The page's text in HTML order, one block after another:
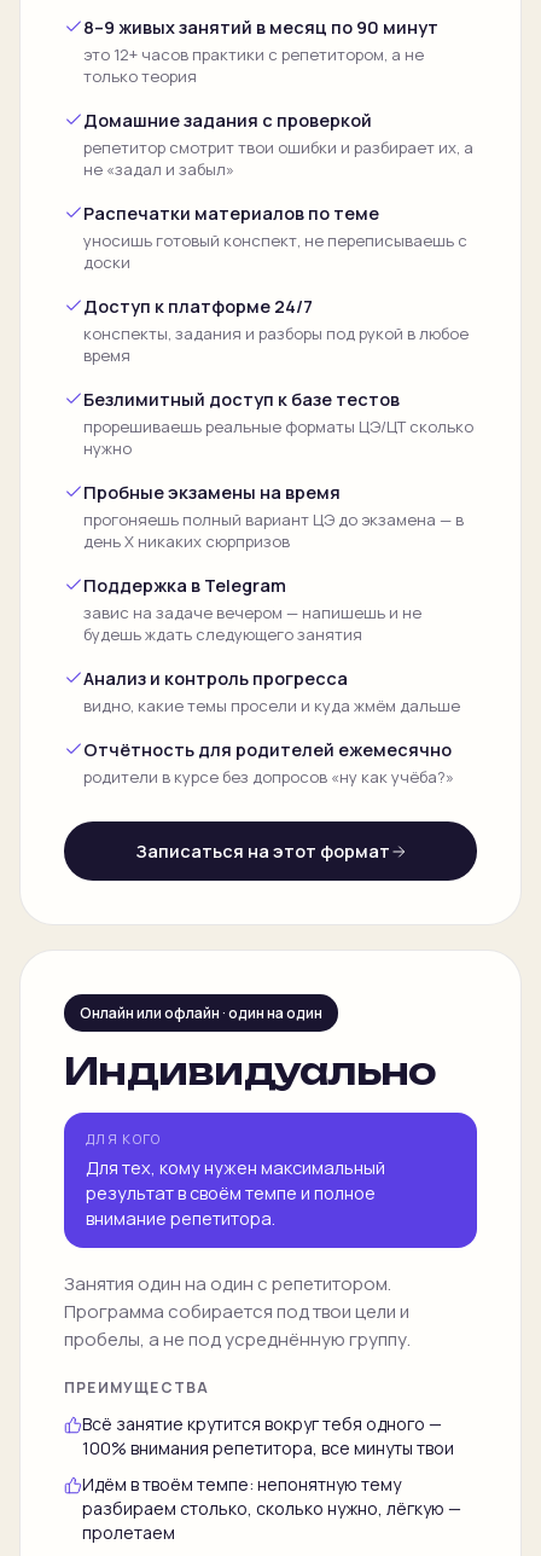
8–9 живых занятий в месяц по 90 минут
это 12+ часов практики с репетитором, а не
только теория
Домашние задания с проверкой
репетитор смотрит твои ошибки и разбирает их, а
не «задал и забыл»
Распечатки материалов по теме
уносишь готовый конспект, не переписываешь с
доски
Доступ к платформе 24/7
конспекты, задания и разборы под рукой в любое
время
Безлимитный доступ к базе тестов
прорешиваешь реальные форматы ЦЭ/ЦТ сколько
нужно
Пробные экзамены на время
прогоняешь полный вариант ЦЭ до экзамена — в
день Х никаких сюрпризов
Поддержка в Telegram
завис на задаче вечером — напишешь и не
будешь ждать следующего занятия
Анализ и контроль прогресса
видно, какие темы просели и куда жмём дальше
Отчётность для родителей ежемесячно
родители в курсе без допросов «ну как учёба?»
Записаться на этот формат
Онлайн или офлайн · один на один
Индивидуально
ДЛЯ КОГО
Для тех, кому нужен максимальный
результат в своём темпе и полное
внимание репетитора.
Занятия один на один с репетитором.
Программа собирается под твои цели и
пробелы, а не под усреднённую группу.
ПРЕИМУЩЕСТВА
Всё занятие крутится вокруг тебя одного —
100% внимания репетитора, все минуты твои
Идём в твоём темпе: непонятную тему
разбираем столько, сколько нужно, лёгкую —
пролетаем